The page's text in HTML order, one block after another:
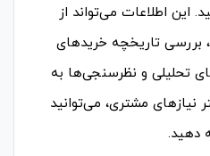
این اطلاعات می‌تواند از
بررسی تاریخچه خریدهای
تحلیلی و نظرسنجی‌ها به
مشتری، می‌توانید
دهید.